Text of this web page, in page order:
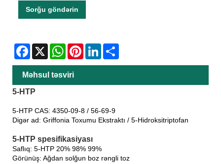
Sorğu göndərin
Facebook
X WhatsAppPinterestLinkedIn
Məhsul təsviri
5-HTP
5-HTP CAS: 4350-09-8 / 56-69-9
Digər ad: Griffonia Toxumu Ekstraktı / 5-Hidroksitriptofan
5-HTP spesifikasiyası
Saflıq: 5-HTP 20% 98% 99%
Görünüş: Ağdan solğun boz rəngli toz